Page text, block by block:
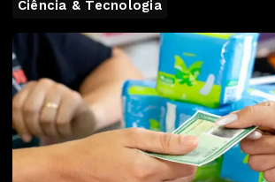
Ciência & Tecnologia